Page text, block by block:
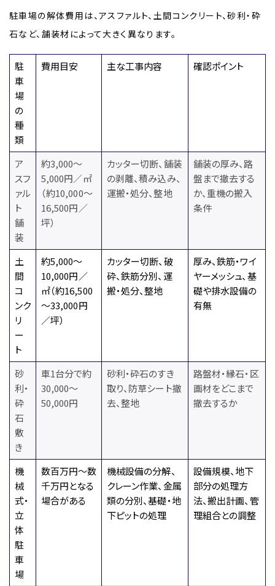
駐車場の解体費用は、アスファルト、土間コンクリート、砂利・砕
石など、舗装材によって大きく異なります。
駐
車
場
の
種
類
費用目安 主な工事内容 確認ポイント
ア
スフ
ァル
ト
舗
装
約3,000～
5,000円／㎡
（約10,000～
16,500円／
坪）
カッター切断、舗装
の剥離、積み込み、
運搬・処分、整地
舗装の厚み、路
盤まで撤去する
か、重機の搬入
条件
土
間
コ
ンク
リ
ー
ト
約5,000～
10,000円／
㎡（約16,500
～33,000円
／坪）
カッター切断、破
砕、鉄筋分別、運
搬・処分、整地
厚み、鉄筋・ワイ
ヤーメッシュ、基
礎や排水設備の
有無
砂
利・
砕
石
敷
き
車1台分で約
30,000～
50,000円
砂利・砕石のすき
取り、防草シート撤
去、整地
路盤材・縁石・区
画材をどこまで
撤去するか
機
械
式・
立
体
駐
車
場
数百万円～数
千万円となる
場合がある
機械設備の分解、
クレーン作業、金属
類の分別、基礎・地
下ピットの処理
設備規模、地下
部分の処理方
法、搬出計画、管
理組合との調整